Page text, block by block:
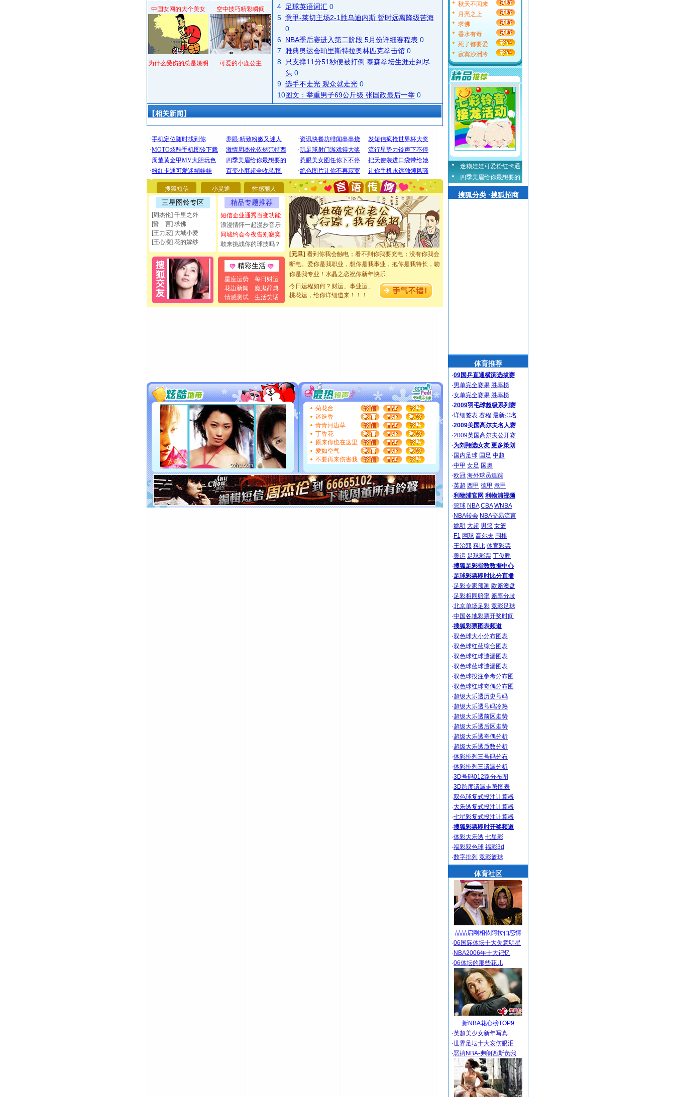
中国女网的大个美女 空中技巧精彩瞬间
为什么受伤的总是姚明 可爱的小鹿公主
4
足球英语词汇 0
5 意甲-莱切主场2-1胜乌迪内斯 暂时远离降级苦海
0
6 NBA季后赛进入第二阶段 5月份详细赛程表 0
7
雅典奥运会珀里斯特拉奥林匹克拳击馆 0
8
只支撑11分51秒便被打倒 泰森拳坛生涯走到尽
头 0
9 选手不走光 观众就走光 0
10图文：举重男子69公斤级 张国政最后一举 0
【相关新闻】
搜狐短信 小灵通 性感丽人
三星图铃专区
[周杰伦] 千里之外
[誓 言] 求佛
[王力宏] 大城小爱
[王心凌] 花的嫁纱
精品专题推荐
短信企业通秀百变功能
浪漫情怀一起漫步音乐
同城约会今夜告别寂寞
敢来挑战你的球技吗？
精彩生活
星座运势
每日财运
花边新闻
魔鬼辞典
情感测试
生活笑话
[圣诞节] 圣诞节到了，想想没什么送给你的，又不打算给
你太多，只有给你五千万：千万快乐！千万要健康！千万
要平安！千万要知足！千万不要忘记我！
[圣诞节]不只这样的日子才会想起你,而是这样的日子才
能正大光明地骚扰你,告诉你,圣诞要快乐!新年要快乐!天天
都要快乐噢!
[圣诞节]奉上一颗祝福的心,在这个特别的日子里,愿幸福,
如意,快乐,鲜花,一切美好的祝愿与你同在.圣诞快乐!
[元旦]看到你我会触电；看不到你我要充电；没有你我会
断电。爱你是我职业，想你是我事业，抱你是我特长，吻
你是我专业！水晶之恋祝你新年快乐
[元旦]如果上天让我许三个愿望，一是今生今世和你在一
起；二是再生再世和你在一起；三是三生三世和你不再分
离。水晶之恋祝你新年快乐
[元旦]当我狠下心扭头离去那一刻，你在我身后无助地哭
送你一棵薰衣草，愿你新年快乐！
[圣诞节]圣诞节到了，想想没什么送给你的，又不打算给
你太多，只有给你五千万：千万快乐！千万要健康！千万
要平安！千万要知足！千万不要忘记我！
[圣诞节]
不只这样的日子才会想起你,而是这样的日子才
能正大光明地骚扰你,告诉你,圣诞要快乐!新年要快乐!天天
都要快乐噢!
[圣诞节]奉上一颗祝福的心,在这个特别的日子里,愿幸福,
如意,快乐,鲜花,一切美好的祝愿与你同在.圣诞快乐!
[元旦]看到你我会触电；看不到你我要充电；没有你我会
断电。爱你是我职业，想你是我事业，抱你是我特长，吻
你是我专业！水晶之恋祝你新年快乐
[元旦]如果上天让我许三个愿望，一是今生今世和你在一
今日运程如何？财运、事业运、
桃花运，给你详细道来！！！
菊花台
迷迭香
青青河边草
丁香花
原来你也在这里
爱如空气
不要再来伤害我
秋天不回来
月亮之上
求佛
香水有毒
死了都要爱
寂寞沙洲冷
迷糊娃娃可爱粉红卡通
四季美眉给你最想要的
搜狐分类 ·搜狐招商
体育推荐
·09国乒直通横滨选拔赛
·男单完全赛果 胜率榜
·女单完全赛果 胜率榜
·2009羽毛球超级系列赛
·详细签表 赛程 最新排名
·2009美国高尔夫名人赛
·2009英国高尔夫公开赛
·为刘翔选女友 更多策划
· 国内足球 国足 中超
·中甲 女足 国奥
·欧冠 海外球员追踪
·英超 西甲 德甲 意甲
·利物浦官网 利物浦视频
·篮球 NBA CBA WNBA
· NBA转会 NBA交易流言
·姚明 大超 男篮 女篮
· F1 网球 高尔夫 围棋
·王治郅 科比 体育彩票
·奥运 足球彩票 丁俊晖
·搜狐足彩指数数据中心
·足球彩票即时比分直播
·足彩专家预测 欧赔澳盘
·足彩相同赔率 赔率分歧
·北京单场足彩 竞彩足球
·中国各地彩票开奖时间
·搜狐彩票图表频道
·双色球大小分布图表
·双色球红蓝综合图表
·双色球红球遗漏图表
·双色球蓝球遗漏图表
·双色球投注参考分布图
·双色球红球奇偶分布图
·超级大乐透历史号码
·超级大乐透号码冷热
·超级大乐透前区走势
·超级大乐透后区走势
·超级大乐透奇偶分析
·超级大乐透质数分析
·体彩排列三号码分布
·体彩排列三遗漏分析
·3D号码012路分布图
·3D跨度遗漏走势图表
·双色球复式投注计算器
·大乐透复式投注计算器
·七星彩复式投注计算器
·搜狐彩票即时开奖频道
·体彩大乐透 七星彩
·福彩双色球 福彩3d
·数字排列 竞彩篮球
体育社区
晶晶启刚相依阿拉伯恋情
·06国际体坛十大失意明星
· NBA2006年十大记忆
·06体坛的那些花儿
新NBA花心榜TOP9
·英超美少女新年写真
·世界足坛十大哀伤眼泪
·恶搞NBA-弗朗西斯负我